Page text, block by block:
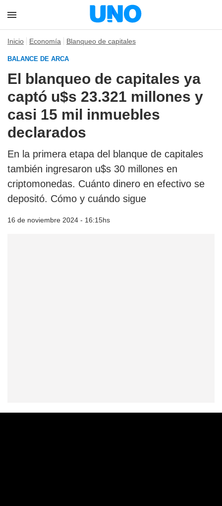
Inicio Economía Blanqueo de capitales
BALANCE DE ARCA
El blanqueo de capitales ya
captó u$s 23.321 millones y
casi 15 mil inmuebles
declarados
En la primera etapa del blanque de capitales
también ingresaron u$s 30 millones en
criptomonedas. Cuánto dinero en efectivo se
depositó. Cómo y cuándo sigue
16 de noviembre 2024 - 16:15hs